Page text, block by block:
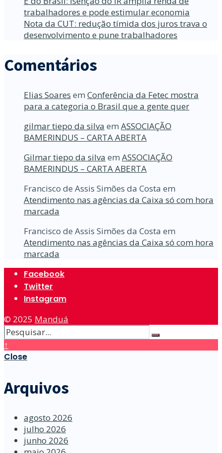
trabalhadores e pode estimular economia
Nota da CUT: redução tímida dos juros trava o
desenvolvimento e pune trabalhadores
Comentários
Elias Soares em Conferência da Fetec mostra
para a categoria o Brasil que a gente quer
gilmar tiepo da silva em ASSOCIAÇÃO
BAMERINDUS – CARTA ABERTA
Gilmar tiepo da silva em ASSOCIAÇÃO
BAMERINDUS – CARTA ABERTA
Francisco de Assis Simões da Costa em
Atendimento nas agências da Caixa só com hora
marcada
Francisco de Assis Simões da Costa em
Atendimento nas agências da Caixa só com hora
marcada
Facebook
Twitter
Instagram
© 2025 Manduá
↑
Close
Arquivos
agosto 2026
julho 2026
junho 2026